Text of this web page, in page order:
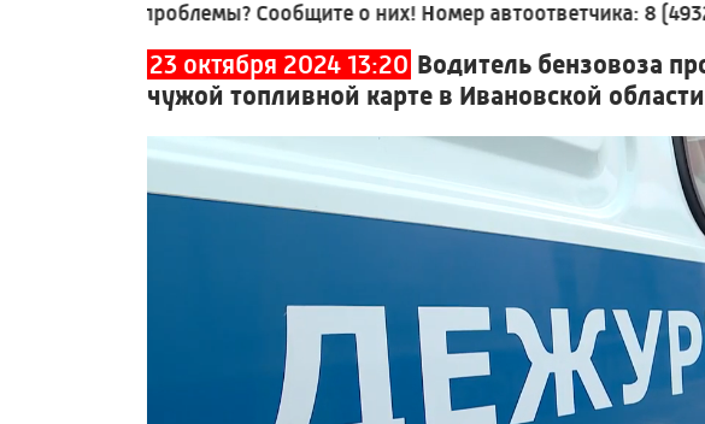
проблемы? Сообщите о них! Номер автоответчика:8 (4932) 930-
23 октября 2024 13:20 Водитель бензовоза
чужой топливной карте в Ивановской области